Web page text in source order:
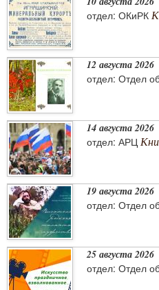
отдел: ОКиРК
12 августа 2026
отдел: Отдел
14 августа 2026
отдел: АРЦ
19 августа 2026
отдел: Отдел
25 августа 2026
отдел: Отдел